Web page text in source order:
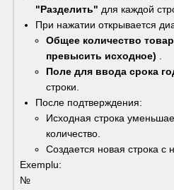
"Разделить" для каждой
При нажатии открывается
Общее количество
превысить исходное)
Поле для ввода срока
строки.
После подтверждения:
Исходная строка
количество.
Создается новая строка с
Exemplu:
№